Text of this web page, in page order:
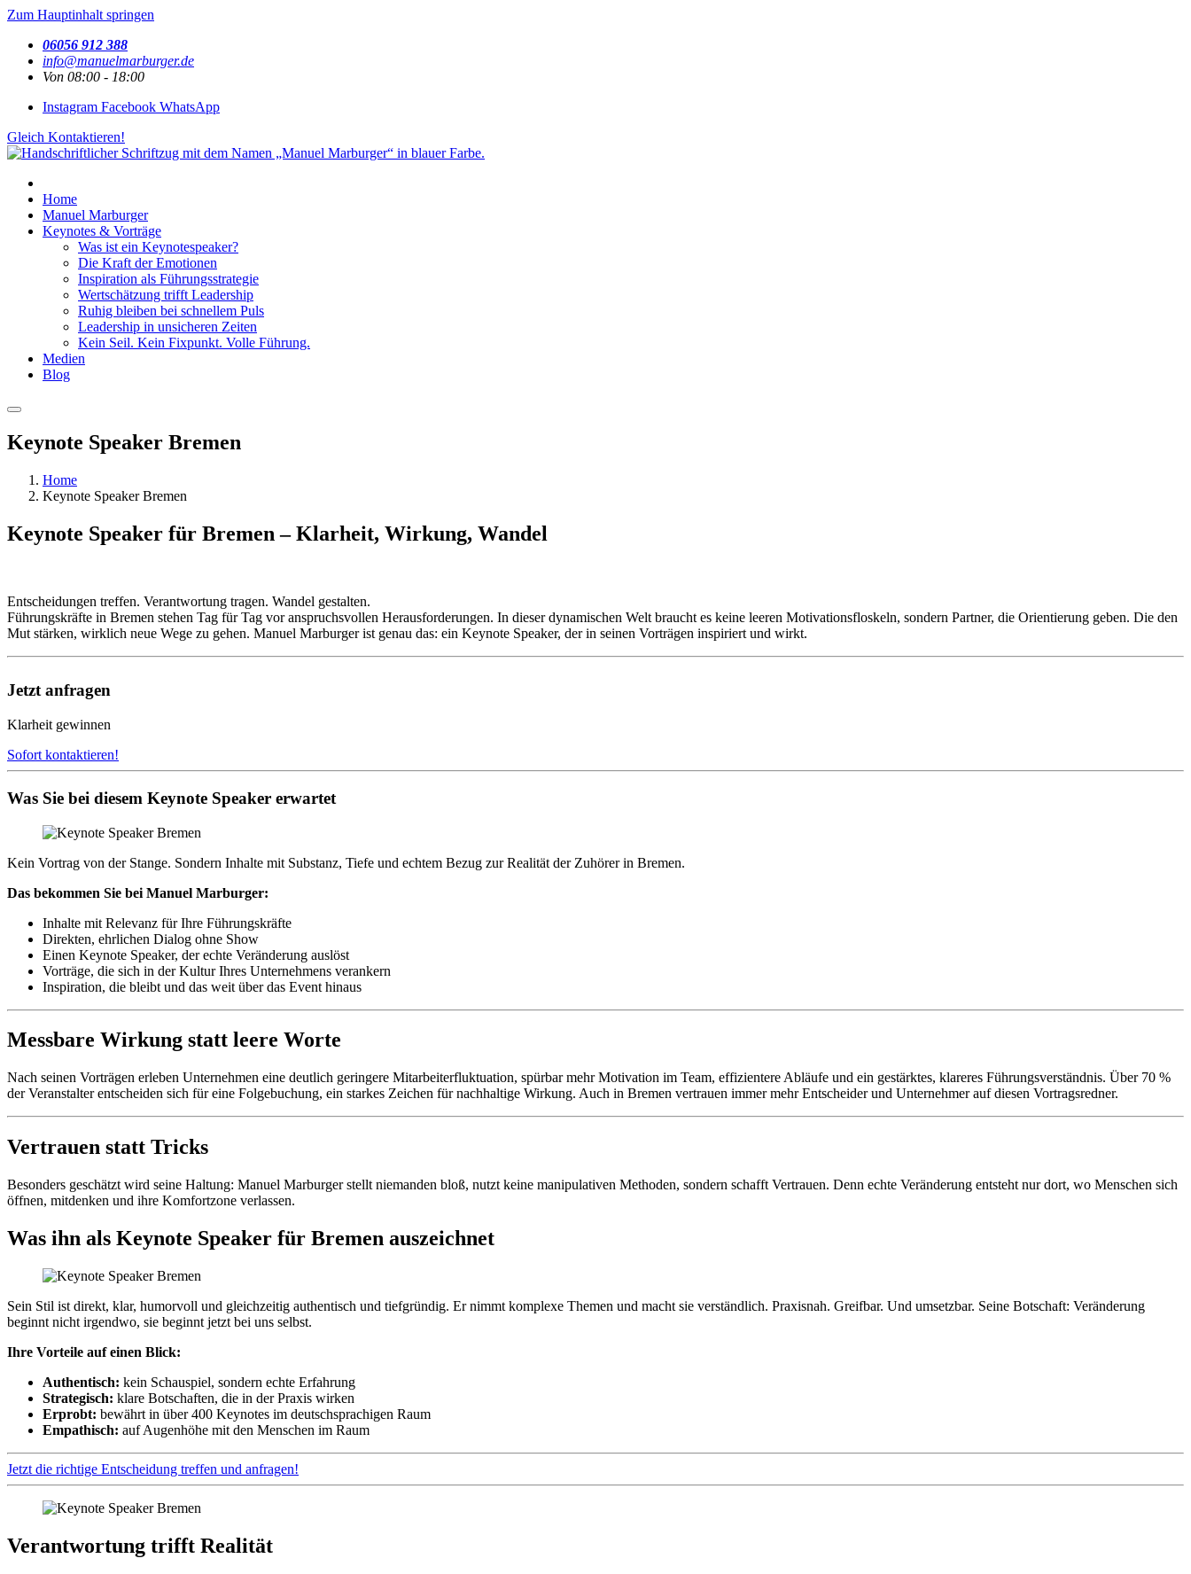
Zum Hauptinhalt springen
06056 912 388
info@manuelmarburger.de
Von 08:00 - 18:00
Instagram Facebook WhatsApp
Gleich Kontaktieren!
Home
Manuel Marburger
Keynotes & Vorträge
Was ist ein Keynotespeaker?
Die Kraft der Emotionen
Inspiration als Führungsstrategie
Wertschätzung trifft Leadership
Ruhig bleiben bei schnellem Puls
Leadership in unsicheren Zeiten
Kein Seil. Kein Fixpunkt. Volle Führung.
Medien
Blog
Keynote Speaker Bremen
Home
Keynote Speaker Bremen
Keynote Speaker für Bremen – Klarheit, Wirkung, Wandel
Entscheidungen treffen. Verantwortung tragen. Wandel gestalten.
Führungskräfte in Bremen stehen Tag für Tag vor anspruchsvollen Herausforderungen. In dieser dynamischen Welt braucht es keine leeren Motivationsfloskeln, sondern Partner, die Orientierung geben. Die den
Mut stärken, wirklich neue Wege zu gehen. Manuel Marburger ist genau das: ein Keynote Speaker, der in seinen Vorträgen inspiriert und wirkt.
Jetzt anfragen
Klarheit gewinnen
Sofort kontaktieren!
Was Sie bei diesem Keynote Speaker erwartet
Kein Vortrag von der Stange. Sondern Inhalte mit Substanz, Tiefe und echtem Bezug zur Realität der Zuhörer in Bremen.
Das bekommen Sie bei Manuel Marburger:
Inhalte mit Relevanz für Ihre Führungskräfte
Direkten, ehrlichen Dialog ohne Show
Einen Keynote Speaker, der echte Veränderung auslöst
Vorträge, die sich in der Kultur Ihres Unternehmens verankern
Inspiration, die bleibt und das weit über das Event hinaus
Messbare Wirkung statt leere Worte
Nach seinen Vorträgen erleben Unternehmen eine deutlich geringere Mitarbeiterfluktuation, spürbar mehr Motivation im Team, effizientere Abläufe und ein gestärktes, klareres Führungsverständnis. Über 70 %
der Veranstalter entscheiden sich für eine Folgebuchung, ein starkes Zeichen für nachhaltige Wirkung. Auch in Bremen vertrauen immer mehr Entscheider und Unternehmer auf diesen Vortragsredner.
Vertrauen statt Tricks
Besonders geschätzt wird seine Haltung: Manuel Marburger stellt niemanden bloß, nutzt keine manipulativen Methoden, sondern schafft Vertrauen. Denn echte Veränderung entsteht nur dort, wo Menschen sich
öffnen, mitdenken und ihre Komfortzone verlassen.
Was ihn als Keynote Speaker für Bremen auszeichnet
Sein Stil ist direkt, klar, humorvoll und gleichzeitig authentisch und tiefgründig. Er nimmt komplexe Themen und macht sie verständlich. Praxisnah. Greifbar. Und umsetzbar. Seine Botschaft: Veränderung
beginnt nicht irgendwo, sie beginnt jetzt bei uns selbst.
Ihre Vorteile auf einen Blick:
Authentisch: kein Schauspiel, sondern echte Erfahrung
Strategisch: klare Botschaften, die in der Praxis wirken
Erprobt: bewährt in über 400 Keynotes im deutschsprachigen Raum
Empathisch: auf Augenhöhe mit den Menschen im Raum
Jetzt die richtige Entscheidung treffen und anfragen!
Verantwortung trifft Realität